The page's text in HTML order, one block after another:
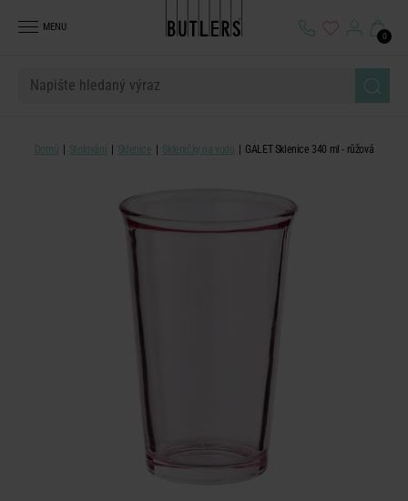
MENU
0
Domů Stolování Sklenice Skleničky na vodu GALET Sklenice 340 ml - růžová